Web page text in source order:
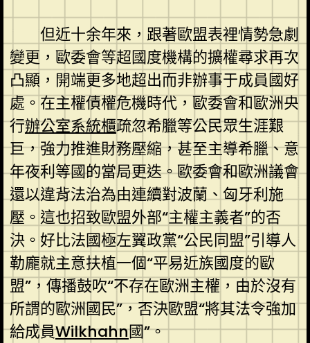
但近十余年來，跟著歐盟表裡情勢急劇
變更，歐委會等超國度機構的擴權尋求再次
凸顯，開端更多地超出而非辦事于成員國好
處。在主權債權危機時代，歐委會和歐洲央
行辦公室系統櫃疏忽希臘等公民眾生涯艱
巨，強力推進財務壓縮，甚至主導希臘、意
年夜利等國的當局更迭。歐委會和歐洲議會
還以違背法治為由連續對波蘭、匈牙利施
壓。這也招致歐盟外部“主權主義者”的否
決。好比法國極左翼政黨“公民同盟”引導人
勒龐就主意扶植一個“平易近族國度的歐
盟”，傳播鼓吹“不存在歐洲主權，由於沒有
所謂的歐洲國民”，否決歐盟“將其法令強加
給成員Wilkhahn國”。